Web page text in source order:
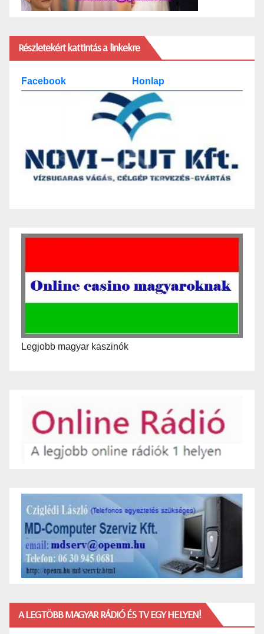
Részletekért kattintás a linkekre
Facebook Honlap
Legjobb magyar kaszinók
A LEGTÖBB MAGYAR RÁDIÓ ÉS TV EGY HELYEN!